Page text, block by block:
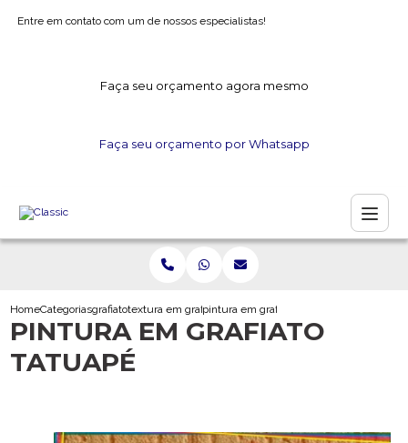
Entre em contato com um de nossos especialistas!
Faça seu orçamento agora mesmo
Faça seu orçamento por Whatsapp
HomeCategoriasgrafiatotextura em grafiatopintura em grafiato tatuape
PINTURA EM GRAFIATO
TATUAPÉ